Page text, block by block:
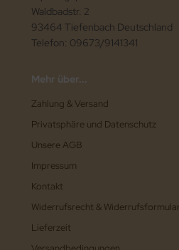
Waldbadstr. 2
93464 Tiefenbach Deutschland
Telefon: 09673/9141341
Mehr über...
Zahlung & Versand
Privatsphäre und Datenschutz
Unsere AGB
Impressum
Kontakt
Widerrufsrecht & Widerrufsformular
Lieferzeit